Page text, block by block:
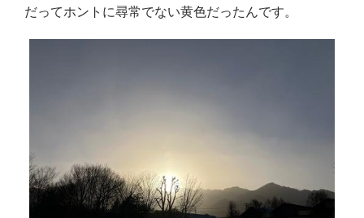
だってホントに尋常でない黄色だったんです。